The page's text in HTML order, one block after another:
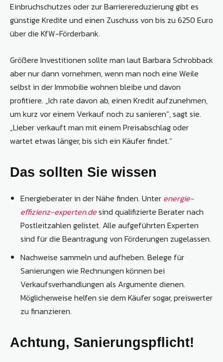
Einbruchschutzes oder zur Barrierereduzierung gibt es
günstige Kredite und einen Zuschuss von bis zu 6250 Euro
über die KfW-Förderbank.
Größere Investitionen sollte man laut Barbara Schrobback
aber nur dann vornehmen, wenn man noch eine Weile
selbst in der Immobilie wohnen bleibe und davon
profitiere. „Ich rate davon ab, einen Kredit aufzunehmen,
um kurz vor einem Verkauf noch zu sanieren“, sagt sie.
„Lieber verkauft man mit einem Preisabschlag oder
wartet etwas länger, bis sich ein Käufer findet.“
Das sollten Sie wissen
Energieberater in der Nähe finden. Unter energie-
effizienz-experten.desind qualifizierte Berater nach
Postleitzahlen gelistet. Alle aufgeführten Experten
sind für die Beantragung von Förderungen zugelassen.
Nachweise sammeln und aufheben. Belege für
Sanierungen wie Rechnungen können bei
Verkaufsverhandlungen als Argumente dienen.
Möglicherweise helfen sie dem Käufer sogar, preiswerter
zu finanzieren.
Achtung, Sanierungspflicht!